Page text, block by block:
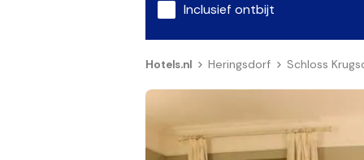
Inclusief ontbijt
Hotels.nl Heringsdorf Schloss